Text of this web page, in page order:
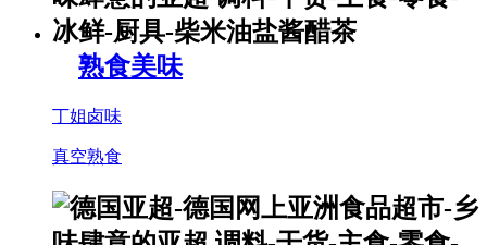
熟食美味
丁姐卤味
真空熟食